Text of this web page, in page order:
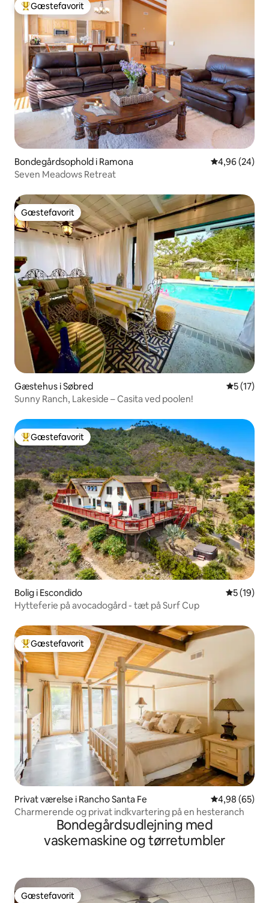
Bedste gæstefavorit
Gæstefavorit
Bondegårdsophold i Ramona 4,96 ud af 5 i
4,96 (24)
Seven Meadows Retreat
Gæstefavorit
Gæstefavorit
Gæstehus i Søbred 5 ud af 5
5 (17)
Sunny Ranch, Lakeside – Casita ved poolen!
Bedste gæstefavorit
Gæstefavorit
Bolig i Escondido 5 ud af 5 i
5 (19)
Hytteferie på avocadogård - tæt på Surf Cup
Bedste gæstefavorit
Gæstefavorit
Privat værelse i Rancho Santa Fe 4,98 ud af 5 i
4,98 (65)
Charmerende og privat indkvartering på en hesteranch
Bondegårdsudlejning med
vaskemaskine og tørretumbler
Gæstefavorit
Gæstefavorit